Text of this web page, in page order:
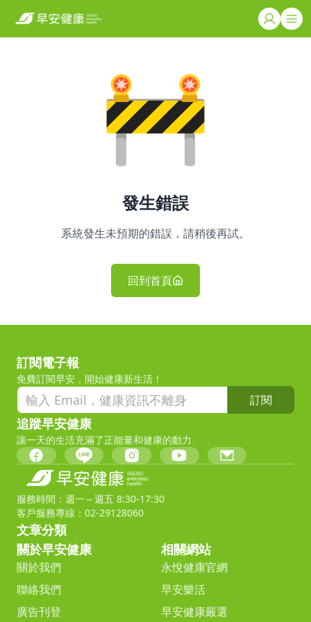
發生錯誤
系統發生未預期的錯誤，請稍後再試。
回到首頁
訂閱電子報
免費訂閱早安，開始健康新生活！
訂閱
追蹤早安健康
讓一天的生活充滿了正能量和健康的動力
服務時間：週一～週五 8:30-17:30
客戶服務專線：02-29128060
文章分類
關於早安健康
關於我們
聯絡我們
廣告刊登
相關網站
永悅健康官網
早安樂活
早安健康嚴選